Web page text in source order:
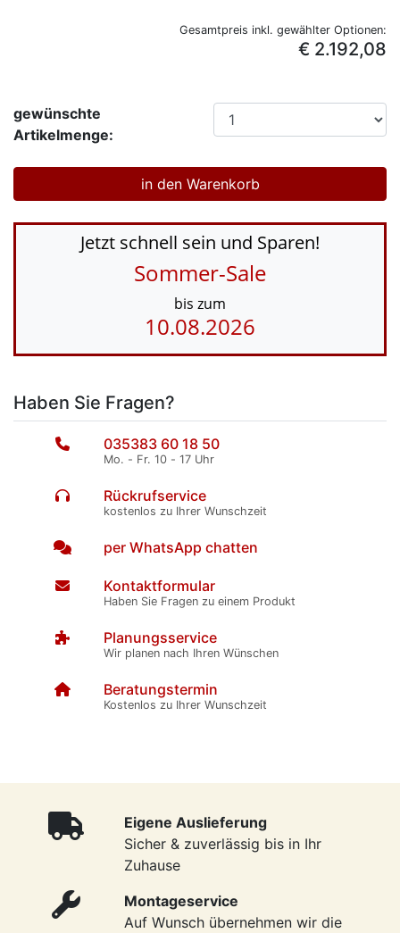
Gesamtpreis inkl. gewählter Optionen:
€ 2.192,08
gewünschte
Artikelmenge:
Jetzt schnell sein und Sparen!
Sommer-Sale
bis zum
10.08.2026
Haben Sie Fragen?
035383 60 18 50
Mo. - Fr. 10 - 17 Uhr
Rückrufservice
kostenlos zu Ihrer Wunschzeit
per WhatsApp chatten
Kontaktformular
Haben Sie Fragen zu einem Produkt
Planungsservice
Wir planen nach Ihren Wünschen
Beratungstermin
Kostenlos zu Ihrer Wunschzeit
Eigene Auslieferung
Sicher & zuverlässig bis in Ihr
Zuhause
Montageservice
Auf Wunsch übernehmen wir die